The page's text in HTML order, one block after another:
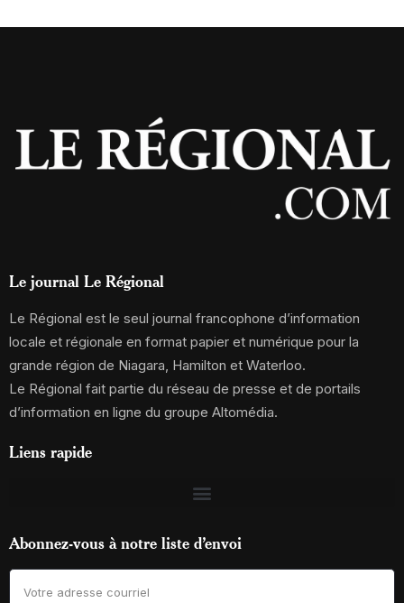
Le journal Le Régional
Le Régional est le seul journal francophone d’information
locale et régionale en format papier et numérique pour la
grande région de Niagara, Hamilton et Waterloo.
Le Régional fait partie du réseau de presse et de portails
d’information en ligne du groupe Altomédia.
Liens rapide
Abonnez-vous à notre liste d’envoi